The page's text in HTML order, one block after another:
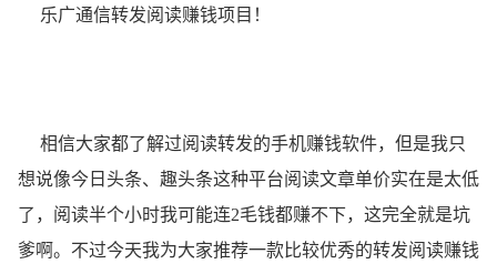
乐广通信转发阅读赚钱项目！
相信大家都了解过阅读转发的手机赚钱软件，但是我只
想说像今日头条、趣头条这种平台阅读文章单价实在是太低
了，阅读半个小时我可能连2毛钱都赚不下，这完全就是坑
爹啊。不过今天我为大家推荐一款比较优秀的转发阅读赚钱